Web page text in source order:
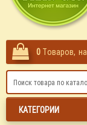
0 Tоваров, на
КАТЕГОРИИ